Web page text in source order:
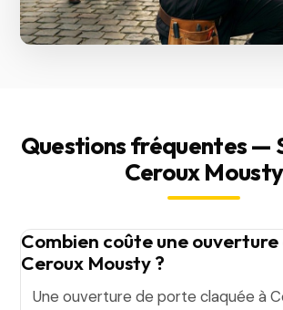
Questions fréquentes —
Ceroux Mousty
Combien coûte une
Ceroux Mousty ?
Une ouverture de porte claquée à